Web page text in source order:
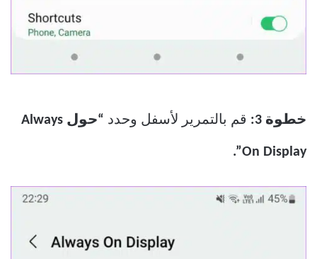
خطوة 3: قم بالتمرير لأسفل وحدد “حول Always
On Display”.